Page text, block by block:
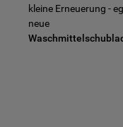
kleine Erneuerung -
neue